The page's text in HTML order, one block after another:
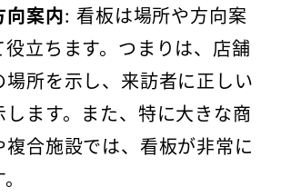
向案内: 看板は場所や方向案
役立ちます。つまりは、店舗
場所を示し、来訪者に正しい
します。また、特に大きな商
複合施設では、看板が非常に